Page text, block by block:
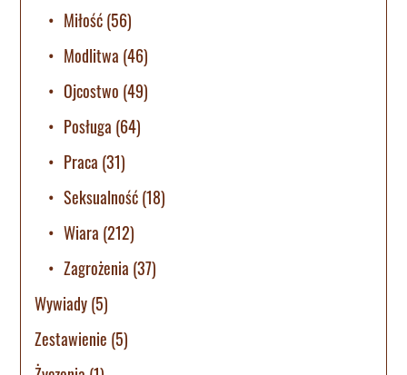
Miłość(56)
Modlitwa (46)
Ojcostwo (49)
Posługa (64)
Praca (31)
Seksualność(18)
Wiara (212)
Zagrożenia (37)
Wywiady(5)
Zestawienie (5)